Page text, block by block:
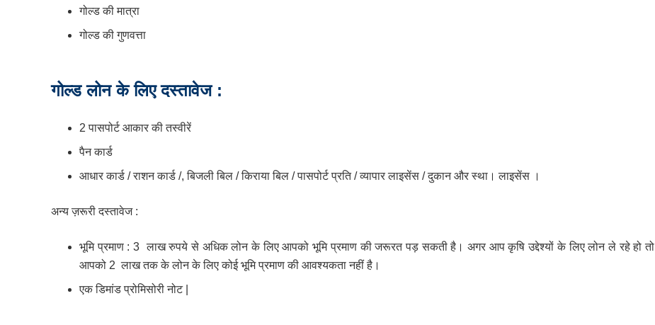
गोल्ड की मात्रा
गोल्ड की गुणवत्ता
गोल्ड लोन के लिए दस्तावेज :
2 पासपोर्ट आकार की तस्वीरें
पैन कार्ड
आधार कार्ड / राशन कार्ड /, बिजली बिल / किराया बिल / पासपोर्ट प्रति / व्यापार लाइसेंस / दुकान और स्था। लाइसेंस ।
अन्य ज़रूरी दस्तावेज :
भूमि प्रमाण : 3 लाख रुपये से अधिक लोन के लिए आपको भूमि प्रमाण की जरूरत पड़ सकती है। अगर आप कृषि उद्देश्यों के लिए लोन ले रहे हो तो
आपको 2 लाख तक के लोन के लिए कोई भूमि प्रमाण की आवश्यकता नहीं है।
एक डिमांड प्रोमिसोरी नोट |